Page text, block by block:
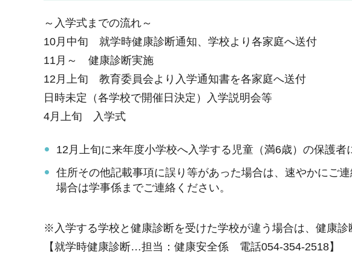
～入学式までの流れ～
10月中旬 就学時健康診断通知、学校より各家庭へ送付
11月～ 健康診断実施
12月上旬 教育委員会より入学通知書を各家庭へ送付
日時未定（各学校で開催日決定）入学説明会等
4月上旬 入学式
12月上旬に来年度小学校へ入学する児童（満6歳）の保護者
住所その他記載事項に誤り等があった場合は、速やかにご
場合は学事係までご連絡ください。
※入学する学校と健康診断を受けた学校が違う場合は、健康診
【就学時健康診断…担当：健康安全係 電話054-354-2518】